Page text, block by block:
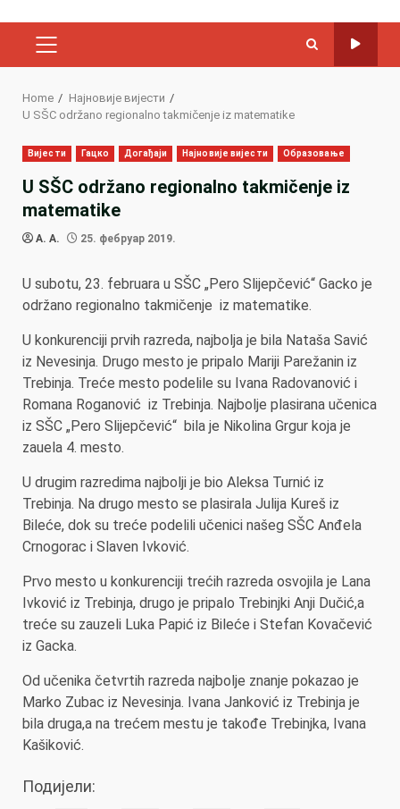
PRIMARY
Home
Најновије вијести
U SŠC održano regionalno takmičenje iz matematike
Вијести Гацко Догађаји Најновије вијести Образовање
U SŠC održano regionalno takmičenje iz
matematike
A. A. 25. фебруар 2019.
U subotu, 23. februara u SŠC „Pero Slijepčević“ Gacko je
održano regionalno takmičenje iz matematike.
U konkurenciji prvih razreda, najbolja je bila Nataša Savić
iz Nevesinja. Drugo mesto je pripalo Mariji Parežanin iz
Trebinja. Treće mesto podelile su Ivana Radovanović i
Romana Roganović iz Trebinja. Najbolje plasirana učenica
iz SŠC „Pero Slijepčević“ bila je Nikolina Grgur koja je
zauela 4. mesto.
U drugim razredima najbolji je bio Aleksa Turnić iz
Trebinja. Na drugo mesto se plasirala Julija Kureš iz
Bileće, dok su treće podelili učenici našeg SŠC Anđela
Crnogorac i Slaven Ivković.
Prvo mesto u konkurenciji trećih razreda osvojila je Lana
Ivković iz Trebinja, drugo je pripalo Trebinjki Anji Dučić,a
treće su zauzeli Luka Papić iz Bileće i Stefan Kovačević
iz Gacka.
Od učenika četvrtih razreda najbolje znanje pokazao je
Marko Zubac iz Nevesinja. Ivana Janković iz Trebinja je
bila druga,a na trećem mestu je takođe Trebinjka, Ivana
Kašiković.
Подијели: